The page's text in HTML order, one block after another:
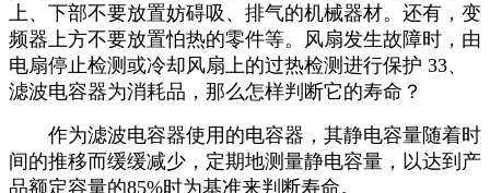
上、下部不要放置妨碍吸、排气的机械器材。还有，变
频器上方不要放置怕热的零件等。风扇发生故障时，由
电扇停止检测或冷却风扇上的过热检测进行保护 33、
滤波电容器为消耗品，那么怎样判断它的寿命？
作为滤波电容器使用的电容器，其静电容量随着时
间的推移而缓缓减少，定期地测量静电容量，以达到产
品额定容量的85%时为基准来判断寿命。